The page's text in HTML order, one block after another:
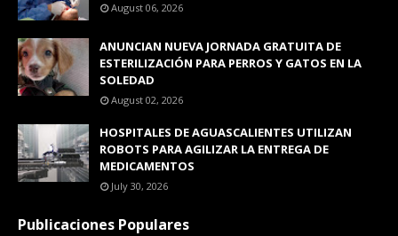
August 06, 2026
ANUNCIAN NUEVA JORNADA GRATUITA DE
ESTERILIZACIÓN PARA PERROS Y GATOS EN LA
SOLEDAD
August 02, 2026
HOSPITALES DE AGUASCALIENTES UTILIZAN
ROBOTS PARA AGILIZAR LA ENTREGA DE
MEDICAMENTOS
July 30, 2026
Publicaciones Populares